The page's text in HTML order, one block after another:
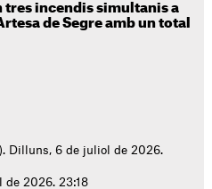
tres incendis simultanis a
de Segre amb un total
Dilluns, 6 de juliol de 2026.
2026. 23:18